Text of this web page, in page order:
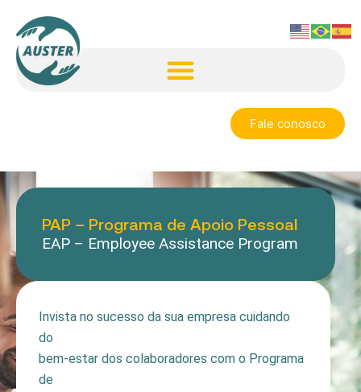
Fale conosco
PAP – Programa de Apoio Pessoal
EAP – Employee Assistance Program
Invista no sucesso da sua empresa cuidando
do
bem-estar dos colaboradores com o Programa
de